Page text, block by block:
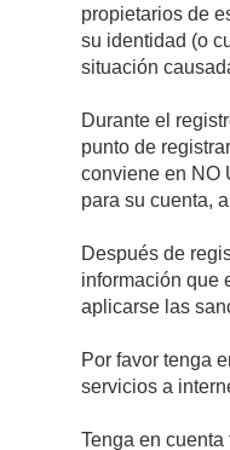
propietarios de
su identidad (o
situación
Durante el
punto de
conviene en NO
para su cuenta,
Después de
información que
aplicarse las
Por favor tenga
servicios a
Tenga en